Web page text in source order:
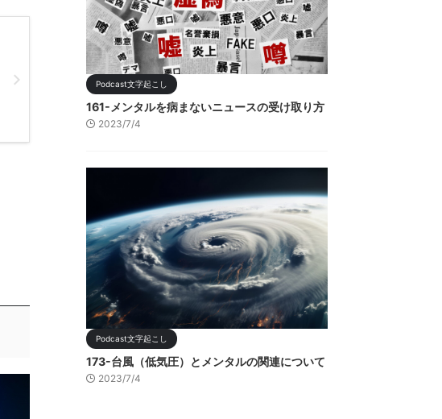
Podcast文字起こし
161-メンタルを病まないニュースの受け取り方
2023/7/4
Podcast文字起こし
173-台風（低気圧）とメンタルの関連について
2023/7/4